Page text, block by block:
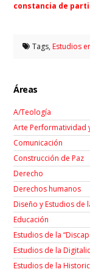
constancia de
Tags,Estudios
Áreas
A/Teología
Arte Performatividad
Comunicación
Construcción de Paz
Derecho
Derechos humanos
Diseño y Estudios de
Educación
Estudios de la
Estudios de la
Estudios de la